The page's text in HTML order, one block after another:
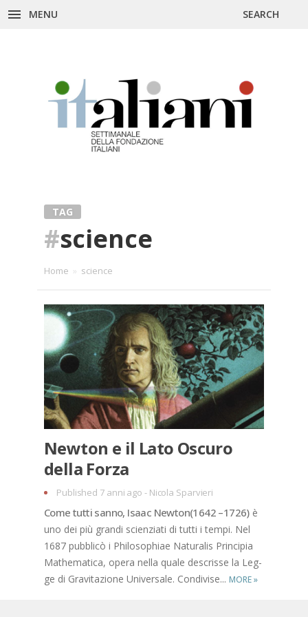
to MENU SEARCH
TAG
#science
Home » science
New­ton e il Lato Oscu­ro
del­la For­za
Published 7 anni ago - Nicola Sparvieri
Come tut­ti san­no, Isaac New­ton(1642 –1726)è
uno dei più gran­di scien­zia­ti di tut­ti i tem­pi. Nel
1687 pub­bli­cò i Phi­lo­so­phiae Na­tu­ra­lis Prin­ci­pia
Ma­the­ma­ti­ca, ope­ra nel­la qua­le de­scris­se la Leg­
ge di Gra­vi­ta­zio­ne Uni­ver­sa­le. Con­di­vi­se... MORE»